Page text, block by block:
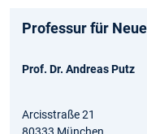
Professur für
Prof. Dr. Andreas Putz
Arcisstraße 21